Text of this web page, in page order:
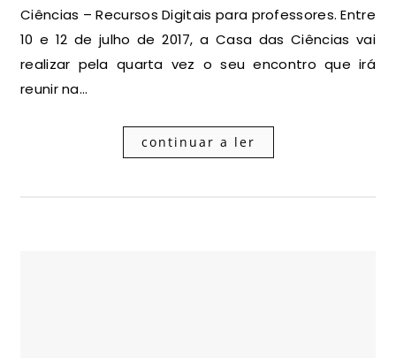
Ciências – Recursos Digitais para professores. Entre
10 e 12 de julho de 2017, a Casa das Ciências vai
realizar pela quarta vez o seu encontro que irá
reunir na…
continuar a ler